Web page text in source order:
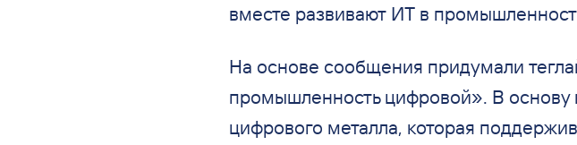
вместе развивают ИТ в
На основе сообщения придумали
промышленность цифровой». В
цифрового металла, которая